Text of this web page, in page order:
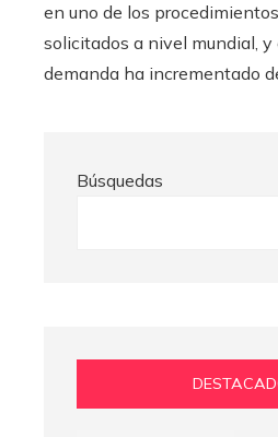
en uno de los
solicitados a nivel mundial, y
demanda ha incrementado
Búsquedas